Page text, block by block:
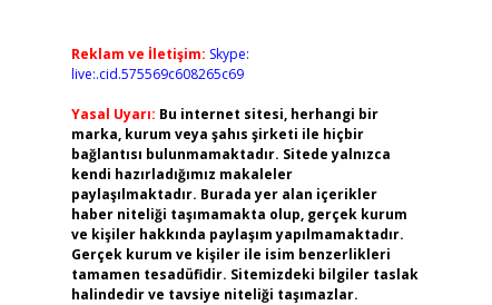
Reklam ve İletişim: Skype:
live:.cid.575569c608265c69
Yasal Uyarı: Bu internet sitesi, herhangi bir
marka, kurum veya şahıs şirketi ile hiçbir
bağlantısı bulunmamaktadır. Sitede yalnızca
kendi hazırladığımız makaleler
paylaşılmaktadır. Burada yer alan içerikler
haber niteliği taşımamakta olup, gerçek kurum
ve kişiler hakkında paylaşım yapılmamaktadır.
Gerçek kurum ve kişiler ile isim benzerlikleri
tamamen tesadüfidir. Sitemizdeki bilgiler taslak
halindedir ve tavsiye niteliği taşımazlar.